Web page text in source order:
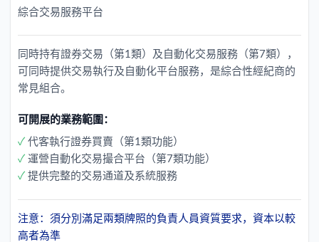
綜合交易服務平台
同時持有證券交易（第1類）及自動化交易服務（第7類），
可同時提供交易執行及自動化平台服務，是綜合性經紀商的
常見組合。
可開展的業務範圍：
✓ 代客執行證券買賣（第1類功能）
✓ 運營自動化交易撮合平台（第7類功能）
✓ 提供完整的交易通道及系統服務
注意：須分別滿足兩類牌照的負責人員資質要求，資本以較
高者為準